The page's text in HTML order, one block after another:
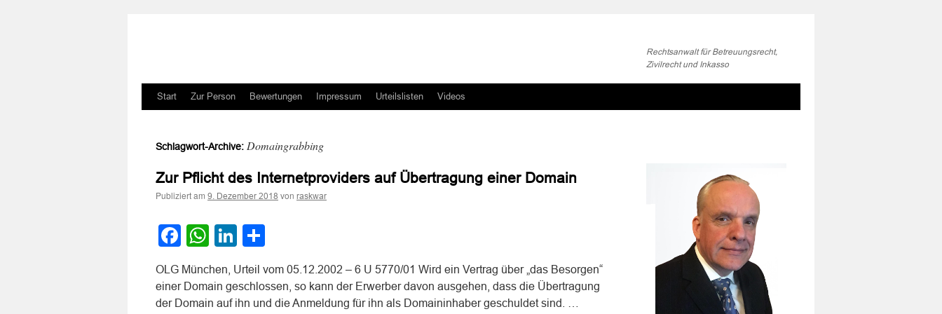
Rechtsanwalt für Betreuungsrecht,
Zivilrecht und Inkasso
Zum
springen
Start Zur Person Bewertungen Impressum Urteilslisten Videos
Schlagwort-Archive: Domaingrabbing
Zur Pflicht des Internetproviders auf Übertragung einer Domain
Publiziert am 9. Dezember 2018 von raskwar
Facebook
WhatsApp
LinkedIn
OLG München, Urteil vom 05.12.2002 – 6 U 5770/01 Wird ein Vertrag über „das Besorgen“
einer Domain geschlossen, so kann der Erwerber davon ausgehen, dass die Übertragung
der Domain auf ihn und die Anmeldung für ihn als Domaininhaber geschuldet sind. …